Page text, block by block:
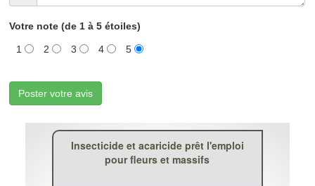
Votre note (de 1 à 5 étoiles)
1 2 3 4 5
Poster votre avis
Insecticide et acaricide prêt l'emploi
pour fleurs et massifs